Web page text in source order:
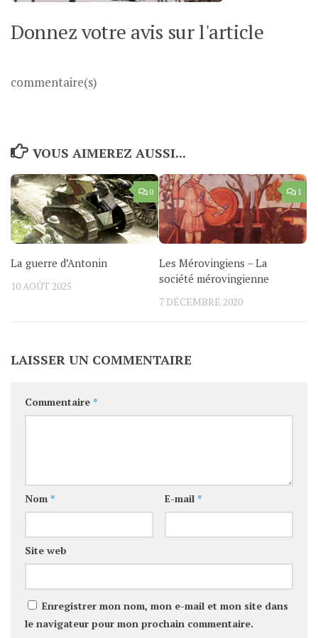
Donnez votre avis sur l'article
commentaire(s)
VOUS AIMEREZ AUSSI...
0
La guerre d’Antonin
10 AOÛT 2025
1
Les Mérovingiens – La
société mérovingienne
7 DÉCEMBRE 2020
LAISSER UN COMMENTAIRE
Commentaire *
Nom * E-mail *
Site web
Enregistrer mon nom, mon e-mail et mon site dans
le navigateur pour mon prochain commentaire.